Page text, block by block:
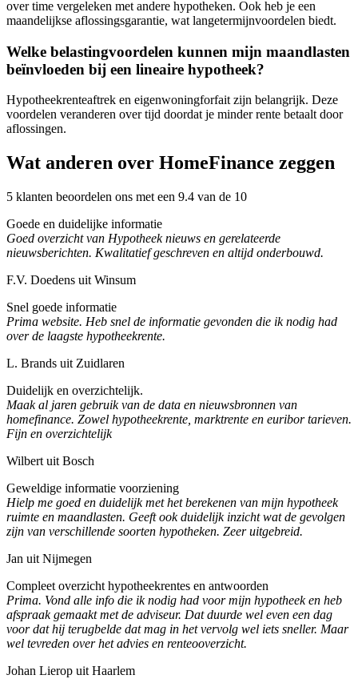
over time vergeleken met andere hypotheken. Ook heb je een
maandelijkse aflossingsgarantie, wat langetermijnvoordelen biedt.
Welke belastingvoordelen kunnen mijn maandlasten
beïnvloeden bij een lineaire hypotheek?
Hypotheekrenteaftrek en eigenwoningforfait zijn belangrijk. Deze
voordelen veranderen over tijd doordat je minder rente betaalt door
aflossingen.
Wat anderen over HomeFinance zeggen
5 klanten beoordelen ons met een 9.4 van de 10
Goede en duidelijke informatie
Goed overzicht van Hypotheek nieuws en gerelateerde
nieuwsberichten. Kwalitatief geschreven en altijd onderbouwd.
F.V. Doedens uit Winsum
Snel goede informatie
Prima website. Heb snel de informatie gevonden die ik nodig had
over de laagste hypotheekrente.
L. Brands uit Zuidlaren
Duidelijk en overzichtelijk.
Maak al jaren gebruik van de data en nieuwsbronnen van
homefinance. Zowel hypotheekrente, marktrente en euribor tarieven.
Fijn en overzichtelijk
Wilbert uit Bosch
Geweldige informatie voorziening
Hielp me goed en duidelijk met het berekenen van mijn hypotheek
ruimte en maandlasten. Geeft ook duidelijk inzicht wat de gevolgen
zijn van verschillende soorten hypotheken. Zeer uitgebreid.
Jan uit Nijmegen
Compleet overzicht hypotheekrentes en antwoorden
Prima. Vond alle info die ik nodig had voor mijn hypotheek en heb
afspraak gemaakt met de adviseur. Dat duurde wel even een dag
voor dat hij terugbelde dat mag in het vervolg wel iets sneller. Maar
wel tevreden over het advies en renteooverzicht.
Johan Lierop uit Haarlem